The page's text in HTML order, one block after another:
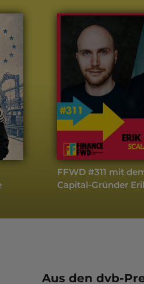
FFWD #311 mit
Capital-Gründer
Aus den dvb-